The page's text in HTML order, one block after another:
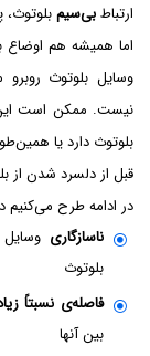
ارتباطبی‌سیم
اما همیشه هم
وسایل بلوتوث
نیست. ممکن است
بلوتوث دارد یا
در ادامه طرح
ناسازگاری
بلوتوث
فاصله‌ی نسبتاً
بین آنها